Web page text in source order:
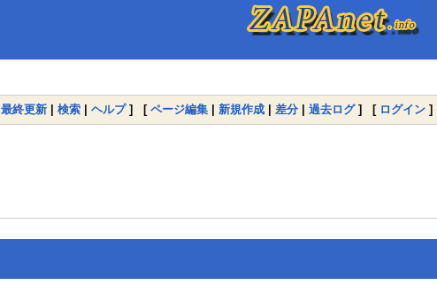
最終更新 | 検索 | ヘルプ] [ ページ編集 | 新規作成 | 差分 | 過去ログ] [ ログイン ]